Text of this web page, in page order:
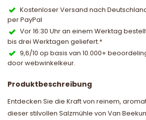
Kostenloser Versand nach
per PayPal
Vor 16:30 Uhr an einem Werktag
bis drei Werktagen geliefert.*
9,6/10 op basis van 10.000+
door webwinkelkeur.
Produktbeschreibung
Entdecken Sie die Kraft von reinem,
dieser stilvollen Salzmühle von Van